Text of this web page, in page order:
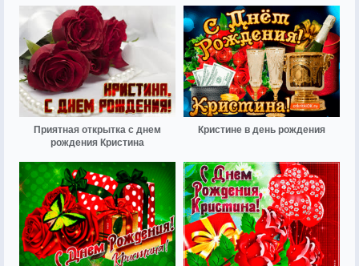
Приятная открытка с днем
рождения Кристина
Кристине в день рождения